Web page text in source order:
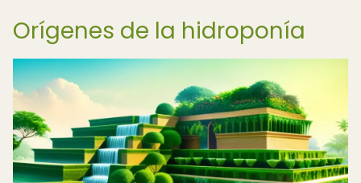
Orígenes de la hidroponía